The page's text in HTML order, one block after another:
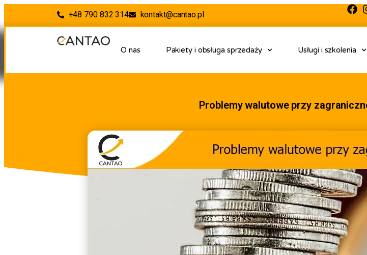
+48 790 832 314 kontakt@cantao.pl
O nas Pakiety i obsługa sprzedaży Usługi i szkolenia
Problemy walutowe przy